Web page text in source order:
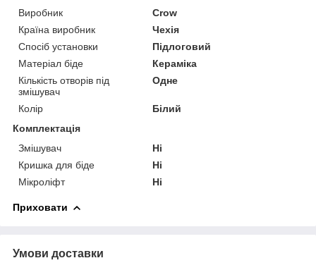
Виробник
Crow
Країна виробник
Чехія
Спосіб установки
Підлоговий
Матеріал біде
Кераміка
Кількість отворів під
змішувач
Одне
Колір
Білий
Комплектація
Змішувач
Ні
Кришка для біде
Ні
Мікроліфт
Ні
Приховати
Умови доставки